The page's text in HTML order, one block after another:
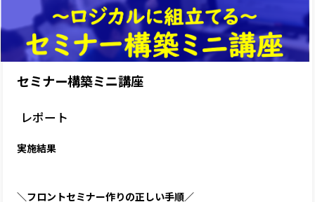
セミナー構築ミニ講座
レポート
実施結果
＼フロントセミナー作りの正しい手順／